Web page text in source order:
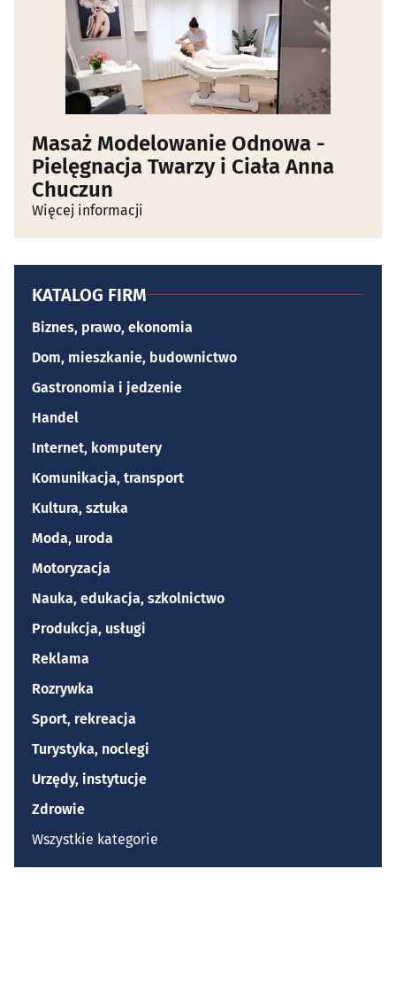
Masaż Modelowanie Odnowa -
Pielęgnacja Twarzy i Ciała Anna
Chuczun
Więcej informacji
KATALOG FIRM
Biznes, prawo, ekonomia
Dom, mieszkanie, budownictwo
Gastronomia i jedzenie
Handel
Internet, komputery
Komunikacja, transport
Kultura, sztuka
Moda, uroda
Motoryzacja
Nauka, edukacja, szkolnictwo
Produkcja, usługi
Reklama
Rozrywka
Sport, rekreacja
Turystyka, noclegi
Urzędy, instytucje
Zdrowie
Wszystkie kategorie